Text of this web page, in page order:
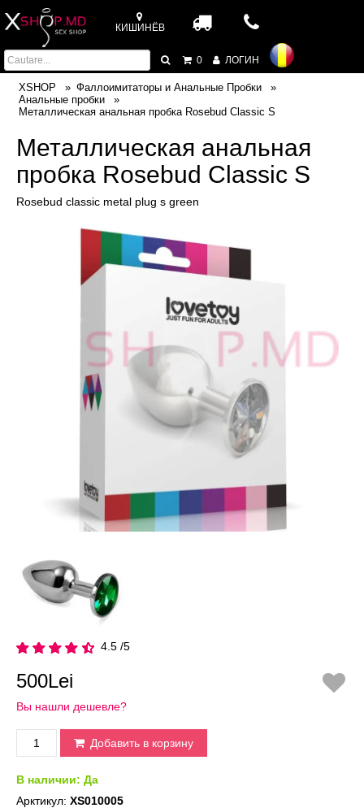
КИШИНЁВ
0 ЛОГИН
XSHOP
Фаллоимитаторы и Анальные Пробки
Анальные пробки
Металлическая анальная пробка Rosebud Classic S
Металлическая анальная
пробка Rosebud Classic S
Rosebud classic metal plug s green
4.5 /5
500Lei
Вы нашли дешевле?
Добавить в корзину
В наличии: Да
Арктикул: XS010005